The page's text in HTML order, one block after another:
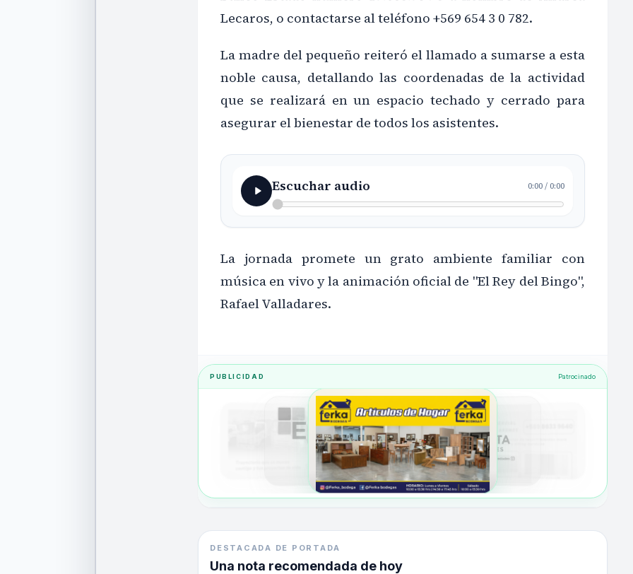
Lecaros, o contactarse al teléfono +569 654 3 0 782.
La madre del pequeño reiteró el llamado a sumarse a esta
noble causa, detallando las coordenadas de la actividad
que se realizará en un espacio techado y cerrado para
asegurar el bienestar de todos los asistentes.
Escuchar audio 0:00/0:00
La jornada promete un grato ambiente familiar con
música en vivo y la animación oficial de "El Rey del Bingo",
Rafael Valladares.
PUBLICIDAD Patrocinado
DESTACADA DE PORTADA
Una nota recomendada de hoy